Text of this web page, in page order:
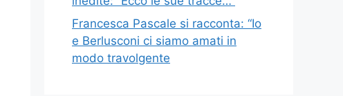
Francesca Pascale si racconta: “Io
e Berlusconi ci siamo amati in
modo travolgente